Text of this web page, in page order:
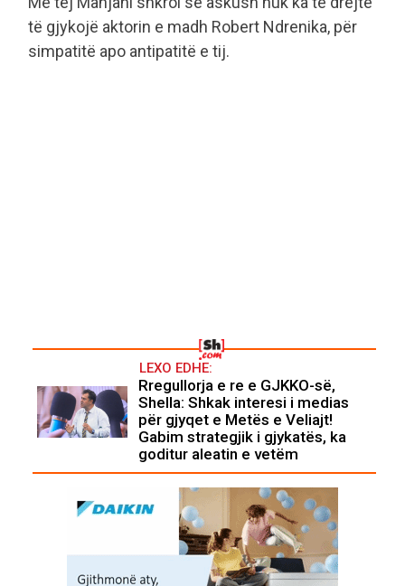
të gjykojë aktorin e madh Robert Ndrenika, për
simpatitë apo antipatitë e tij.
LEXO EDHE:
Rregullorja e re e GJKKO-së,
Shella: Shkak interesi i medias
për gjyqet e Metës e Veliajt!
Gabim strategjik i gjykatës, ka
goditur aleatin e vetëm